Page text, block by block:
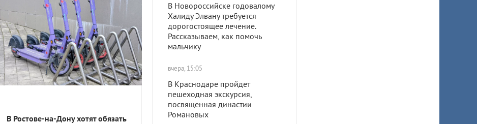
В Новороссийске годовалому
Халиду Элвану требуется
дорогостоящее лечение.
Рассказываем, как помочь
мальчику
вчера, 15:05
В Краснодаре пройдет
пешеходная экскурсия,
посвященная династии
Романовых
В Ростове-на-Дону хотят обязать